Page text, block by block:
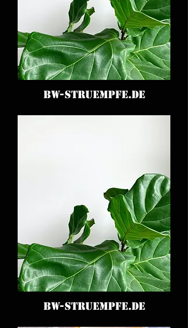
BW-STRUEMPFE.DE
BW-STRUEMPFE.DE